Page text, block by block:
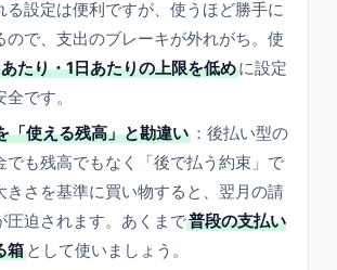
る設定は便利ですが、使うほど勝手に
ので、支出のブレーキが外れがち。使
たり・1日あたりの上限を低めに設定
です。
「使える残高」と勘違い ：後払い型の
でも残高でもなく「後で払う約束」で
きさを基準に買い物すると、翌月の請
圧迫されます。あくまで普段の支払い
箱 として使いましょう。